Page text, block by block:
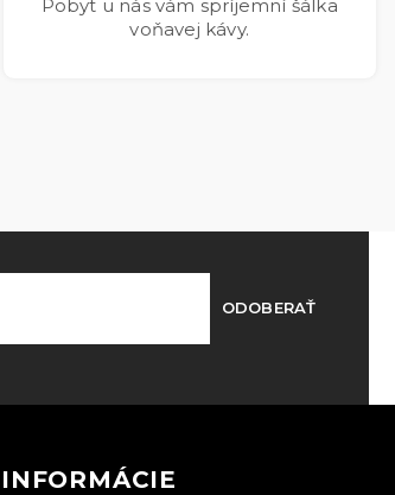
Pobyt u nás vám spríjemní šálka
voňavej kávy.
ODOBERAŤ
INFORMÁCIE